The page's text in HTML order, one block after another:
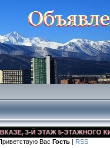
3-Й ЭТАЖ 5-ЭТАЖНОГО
Вас Гость | RSS